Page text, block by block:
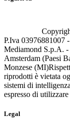
P.Iva 03976881007
Mediamond S.p.A.
Amsterdam (Paesi
Monzese (MI)
riprodotti è vietata
sistemi di
espresso di
Legal